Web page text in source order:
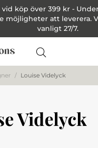
vid köp över 399 kr -
möjligheter att leverera.
vanligt 27/7.
/ Louise Videlyck
Videlyck